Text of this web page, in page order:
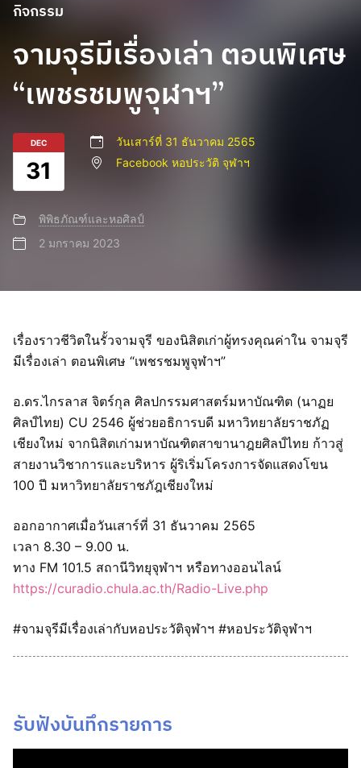
กิจกรรม
จามจุรีมีเรื่องเล่า ตอนพิเศษ
“เพชรชมพูจุฬาฯ”
DEC
31
วันเสาร์ที่ 31 ธันวาคม 2565
Facebook หอประวัติ จุฬาฯ
พิพิธภัณฑ์และหอศิลป์
2 มกราคม 2023
เรื่องราวชีวิตในรั้วจามจุรี ของนิสิตเก่าผู้ทรงคุณค่าใน จามจุรี
มีเรื่องเล่า ตอนพิเศษ “เพชรชมพูจุฬาฯ”
อ.ดร.ไกรลาส จิตร์กุล ศิลปกรรมศาสตร์มหาบัณฑิต (นาฏย
ศิลป์ไทย) CU 2546 ผู้ช่วยอธิการบดี มหาวิทยาลัยราชภัฏ
เชียงใหม่ จากนิสิตเก่ามหาบัณฑิตสาขานาฎยศิลป์ไทย ก้าวสู่
สายงานวิชาการและบริหาร ผู้ริเริ่มโครงการจัดแสดงโขน
100 ปี มหาวิทยาลัยราชภัฎเชียงใหม่
ออกอากาศเมื่อวันเสาร์ที่ 31 ธันวาคม 2565
เวลา 8.30 – 9.00 น.
ทาง FM 101.5 สถานีวิทยุจุฬาฯ หรือทางออนไลน์
https://curadio.chula.ac.th/Radio-Live.php
#จามจุรีมีเรื่องเล่ากับหอประวัติจุฬาฯ #หอประวัติจุฬาฯ
รับฟังบันทึกรายการ